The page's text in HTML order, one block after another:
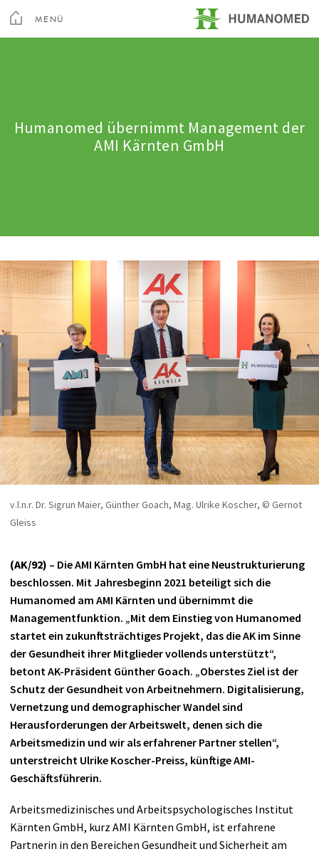
Menu
MENÜ
Humanomed übernimmt Management der
AMI Kärnten GmbH
v.l.n.r. Dr. Sigrun Maier, Günther Goach, Mag. Ulrike Koscher, © Gernot
Gleiss
(AK/92) – Die AMI Kärnten GmbH hat eine Neustrukturierung
beschlossen. Mit Jahresbeginn 2021 beteiligt sich die
Humanomed am AMI Kärnten und übernimmt die
Managementfunktion. „Mit dem Einstieg von Humanomed
startet ein zukunftsträchtiges Projekt, das die AK im Sinne
der Gesundheit ihrer Mitglieder vollends unterstützt“,
betont AK-Präsident Günther Goach. „Oberstes Ziel ist der
Schutz der Gesundheit von Arbeitnehmern. Digitalisierung,
Vernetzung und demographischer Wandel sind
Herausforderungen der Arbeitswelt, denen sich die
Arbeitsmedizin und wir als erfahrener Partner stellen“,
unterstreicht Ulrike Koscher-Preiss, künftige AMI-
Geschäftsführerin.
Arbeitsmedizinisches und Arbeitspsychologisches Institut
Kärnten GmbH, kurz AMI Kärnten GmbH, ist erfahrene
Partnerin in den Bereichen Gesundheit und Sicherheit am